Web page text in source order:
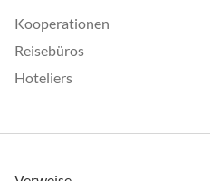
Kooperationen
Reisebüros
Hoteliers
Verweise